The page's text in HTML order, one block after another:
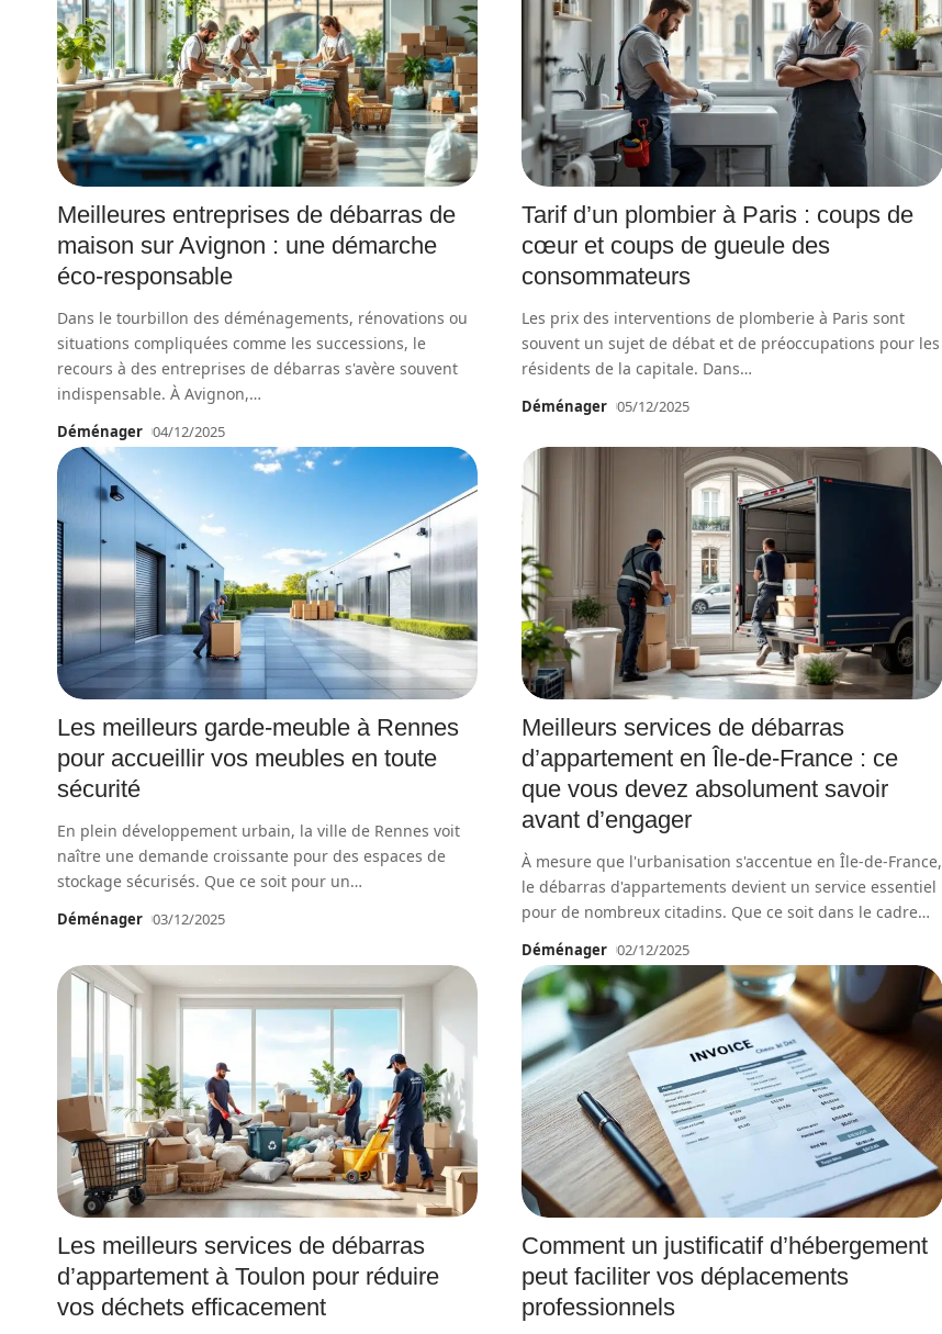
Meilleures entreprises de débarras de
maison sur Avignon : une démarche
éco-responsable
Dans le tourbillon des déménagements, rénovations ou
situations compliquées comme les successions, le
recours à des entreprises de débarras s'avère souvent
indispensable. À Avignon,…
Déménager 04/12/2025
Tarif d’un plombier à Paris : coups de
cœur et coups de gueule des
consommateurs
Les prix des interventions de plomberie à Paris sont
souvent un sujet de débat et de préoccupations pour les
résidents de la capitale. Dans…
Déménager 05/12/2025
Les meilleurs garde-meuble à Rennes
pour accueillir vos meubles en toute
sécurité
En plein développement urbain, la ville de Rennes voit
naître une demande croissante pour des espaces de
stockage sécurisés. Que ce soit pour un…
Déménager 03/12/2025
Meilleurs services de débarras
d’appartement en Île-de-France : ce
que vous devez absolument savoir
avant d’engager
À mesure que l'urbanisation s'accentue en Île-de-France,
le débarras d'appartements devient un service essentiel
pour de nombreux citadins. Que ce soit dans le cadre…
Déménager 02/12/2025
Les meilleurs services de débarras
d’appartement à Toulon pour réduire
vos déchets efficacement
Comment un justificatif d’hébergement
peut faciliter vos déplacements
professionnels